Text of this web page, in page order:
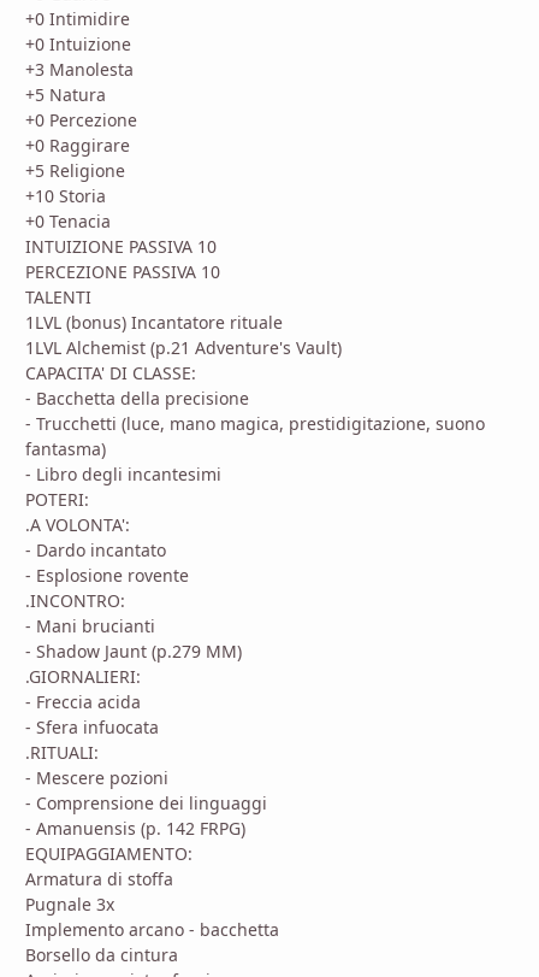
+0 Intimidire
+0 Intuizione
+3 Manolesta
+5 Natura
+0 Percezione
+0 Raggirare
+5 Religione
+10 Storia
+0 Tenacia
INTUIZIONE PASSIVA 10
PERCEZIONE PASSIVA 10
TALENTI
1LVL (bonus) Incantatore rituale
1LVL Alchemist (p.21 Adventure's Vault)
CAPACITA' DI CLASSE:
- Bacchetta della precisione
- Trucchetti (luce, mano magica, prestidigitazione, suono
fantasma)
- Libro degli incantesimi
POTERI:
.A VOLONTA':
- Dardo incantato
- Esplosione rovente
.INCONTRO:
- Mani brucianti
- Shadow Jaunt (p.279 MM)
.GIORNALIERI:
- Freccia acida
- Sfera infuocata
.RITUALI:
- Mescere pozioni
- Comprensione dei linguaggi
- Amanuensis (p. 142 FRPG)
EQUIPAGGIAMENTO:
Armatura di stoffa
Pugnale 3x
Implemento arcano - bacchetta
Borsello da cintura